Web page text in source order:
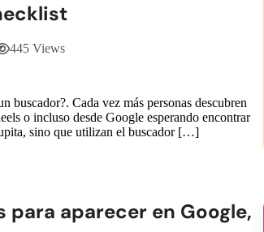
445 Views
buscador?. Cada vez más personas descubren
o incluso desde Google esperando encontrar
sino que utilizan el buscador […]
para aparecer en Google,